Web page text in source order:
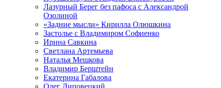
Лазурный Берег без пафоса с Александрой
Озолиной
«Задние мысли» Кирилла Олюшкина
Застолье с Владимиром Софиенко
Ирина Савкина
Светлана Артемьева
Наталья Мешкова
Владимир Берштейн
Екатерина Габалова